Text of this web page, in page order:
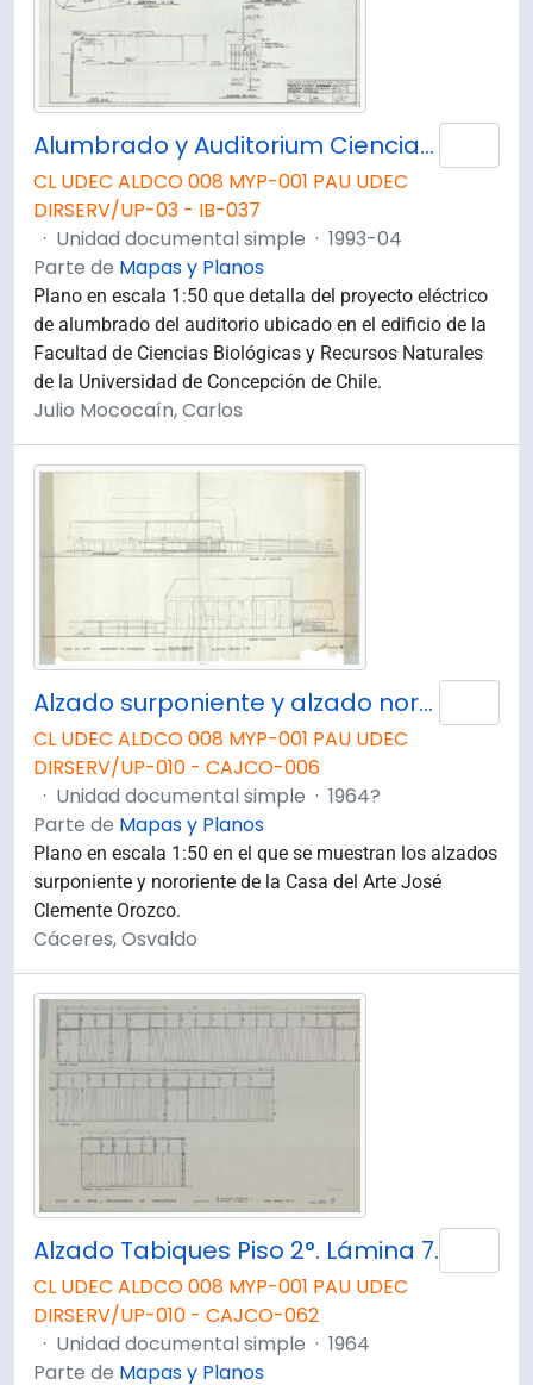
Alumbrado y Auditorium Ciencias Biológicas y Recursos Naturales.
CL UDEC ALDCO 008 MYP-001 PAU UDEC
DIRSERV/UP-03 - IB-037
· Unidad documental simple · 1993-04
Parte de Mapas y Planos
Plano en escala 1:50 que detalla del proyecto eléctrico
de alumbrado del auditorio ubicado en el edificio de la
Facultad de Ciencias Biológicas y Recursos Naturales
de la Universidad de Concepción de Chile.
Julio Mococaín, Carlos
Alzado surponiente y alzado nororiente de la Casa del Arte José Clemente Orozco.
CL UDEC ALDCO 008 MYP-001 PAU UDEC
DIRSERV/UP-010 - CAJCO-006
· Unidad documental simple · 1964?
Parte de Mapas y Planos
Plano en escala 1:50 en el que se muestran los alzados
surponiente y nororiente de la Casa del Arte José
Clemente Orozco.
Cáceres, Osvaldo
Alzado Tabiques Piso 2°. Lámina 7.
CL UDEC ALDCO 008 MYP-001 PAU UDEC
DIRSERV/UP-010 - CAJCO-062
· Unidad documental simple · 1964
Parte de Mapas y Planos